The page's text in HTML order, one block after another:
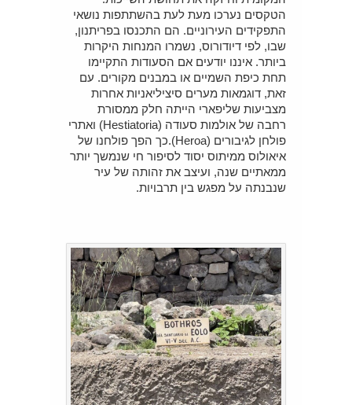
הטקסים נערכו מעת לעת בהשתתפות נושאי
התפקידים העירוניים. הם התכנסו בפריתנון,
שבו, לפי דיודורוס, נשמרו המנחות היקרות
ביותר. איננו יודעים אם הסעודות התקיימו
תחת כיפת השמיים או במבנים מקורים. עם
זאת, דוגמאות מערים סיציליאניות אחרות
מצביעות שליפארי הייתה חלק ממסורת
רחבה של אולמות סעודה (Hestiatoria) ואתרי
פולחן לגיבורים (Heroa).כך הפך פולחנו של
איאולוס ממיתוס יסוד לסיפור חי שנמשך יותר
ממאתיים שנה, ועיצב את זהותה של עיר
שנבנתה על מפגש בין תרבויות.